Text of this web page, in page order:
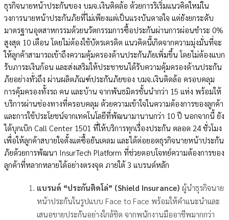
ธุรกิจนายหน้าประกันของ บมจ.เงินติดล้อ ด้วยการริเริ่มแนวคิดใหม่ใน
วงการนายหน้าประกันภัยที่ไม่เพียงแต่เป็นแรงบันดาลใจ แต่ยังยกระดับ
มาตรฐานอุตสาหกรรมด้วยนวัตกรรมการซื้อประกันผ่านการผ่อนชำระ 0%
สูงสุด 10 เดือน โดยไม่ต้องใช้บัตรเครดิต แนวคิดนี้เกิดจากความมุ่งมั่นที่จะ
ให้ลูกค้าสามารถเข้าถึงความคุ้มครองด้านประกันภัยเพิ่มขึ้น โดยไม่ต้องแบก
รับภาระเงินก้อน และส่งเสริมให้ประชาชนได้รับความคุ้มครองด้านประกัน
ภัยอย่างทั่วถึง ผ่านผลิตภัณฑ์ประกันภัยของ บมจ.เงินติดล้อ ครอบคลุม
การคุ้มครองทั้งรถ คน และบ้าน จากพันธมิตรชั้นนำกว่า 15 แห่ง พร้อมให้
บริการผ่านช่องทางที่ครอบคลุม ด้วยความเข้าใจในความต้องการของลูกค้า
และการใช้ประโยชน์จากเทคโนโลยีที่พัฒนามานานกว่า 10 ปี นอกจากนี้ ยัง
ได้บุกเบิก Call Center 1501 ที่ให้บริการทุกเรื่องประกัน ตลอด 24 ชั่วโมง
เพื่อให้ลูกค้าสบายใจตั้งแต่ซื้อยันเคลม และได้ต่อยอดธุรกิจนายหน้าประกัน
ภัยด้วยการพัฒนา InsurTech Platform ที่ช่วยตอบโจทย์ความต้องการของ
ลูกค้าที่หลากหลายได้อย่างตรงจุด ภายใต้ 3 แบรนด์หลัก
แบรนด์ “ประกันติดโล่” (Shield Insurance) ผู้นำธุรกิจนาย
หน้าประกันในรูปแบบ Face to Face พร้อมให้คำแนะนำและ
เสนอขายประกันอย่างใกล้ชิด จากพนักงานมืออาชีพมากกว่า